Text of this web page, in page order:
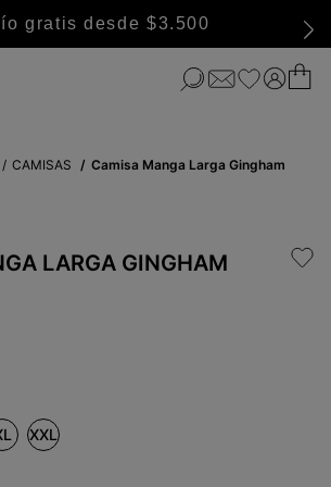
gratis desde $3.500
CAMISAS Camisa Manga Larga Gingham
LARGA GINGHAM
XXL